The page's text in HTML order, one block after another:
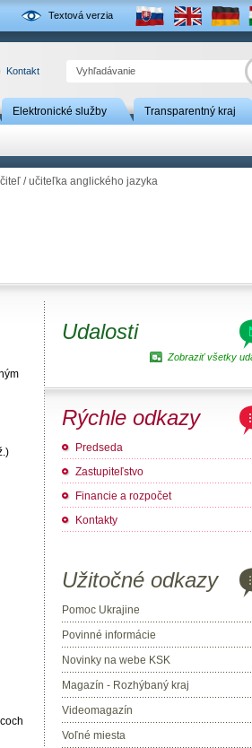
Textová verzia
Kontakt
Elektronické služby Transparentný kraj
/ učiteľka anglického jazyka
Udalosti
Zobraziť všetky
Rýchle odkazy
Predseda
Zastupiteľstvo
Financie a rozpočet
Kontakty
Užitočné odkazy
Pomoc Ukrajine
Povinné informácie
Novinky na webe KSK
Magazín - Rozhýbaný kraj
Videomagazín
Voľné miesta